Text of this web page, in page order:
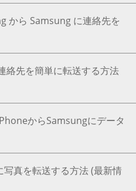
から Samsung に連絡先を
先を簡単に転送する方法
からSamsungにデータ
真を転送する方法 (最新情